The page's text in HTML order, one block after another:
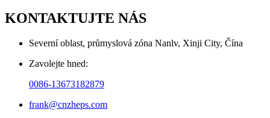
KONTAKTUJTE NÁS
Severní oblast, průmyslová zóna Nanlv, Xinji City, Čína
Zavolejte hned:
0086-13673182879
frank@cnzheps.com